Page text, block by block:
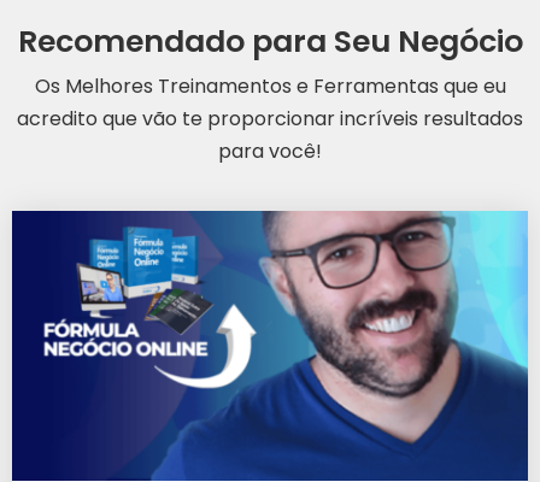
Recomendado para Seu Negócio
Os Melhores Treinamentos e Ferramentas que eu
acredito que vão te proporcionar incríveis resultados
para você!